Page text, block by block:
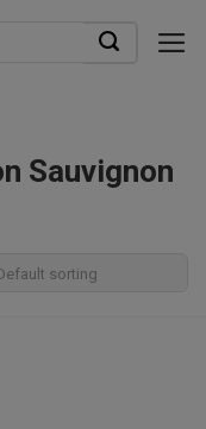
Sauvignon